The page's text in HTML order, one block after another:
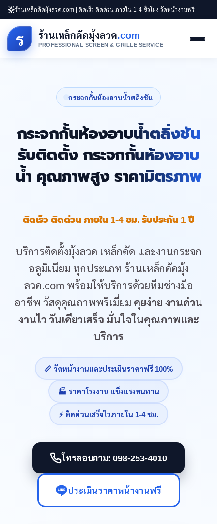
ร้านเหล็กดัดมุ้งลวด.com | ติดเร็ว ติดด่วน ภายใน 1-4 ชั่วโมง วัดหน้างานฟรี
ร ร้านเหล็กดัดมุ้งลวด.com
PROFESSIONAL SCREEN & GRILLE SERVICE
กระจกกั้นห้องอาบน้ำตลิ่งชัน
กระจกกั้นห้องอาบน้ำตลิ่งชัน
รับติดตั้ง กระจกกั้นห้องอาบ
น้ำ คุณภาพสูง ราคามิตรภาพ
ติดเร็ว ติดด่วน ภายใน 1-4 ชม. รับประกัน 1 ปี
บริการติดตั้งมุ้งลวด เหล็กดัด และงานกระจก
อลูมิเนียม ทุกประเภท ร้านเหล็กดัดมุ้ง
ลวด.com พร้อมให้บริการด้วยทีมช่างมือ
อาชีพ วัสดุคุณภาพพรีเมี่ยม คุยง่าย งานด่วน
งานไว วันเดียวเสร็จ มั่นใจในคุณภาพและ
บริการ
📏 วัดหน้างานและประเมินราคาฟรี 100%
🏭 ราคาโรงงาน แข็งแรงทนทาน
⚡ ติดด่วนเสร็จไวภายใน 1-4 ชม.
โทรสอบถาม: 098-253-4010
ประเมินราคาหน้างานฟรี